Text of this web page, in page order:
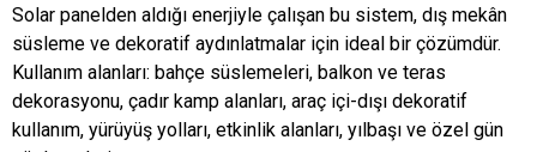
Solar panelden aldığı enerjiyle çalışan bu sistem, dış mekân
süsleme ve dekoratif aydınlatmalar için ideal bir çözümdür.
Kullanım alanları: bahçe süslemeleri, balkon ve teras
dekorasyonu, çadır kamp alanları, araç içi-dışı dekoratif
kullanım, yürüyüş yolları, etkinlik alanları, yılbaşı ve özel gün